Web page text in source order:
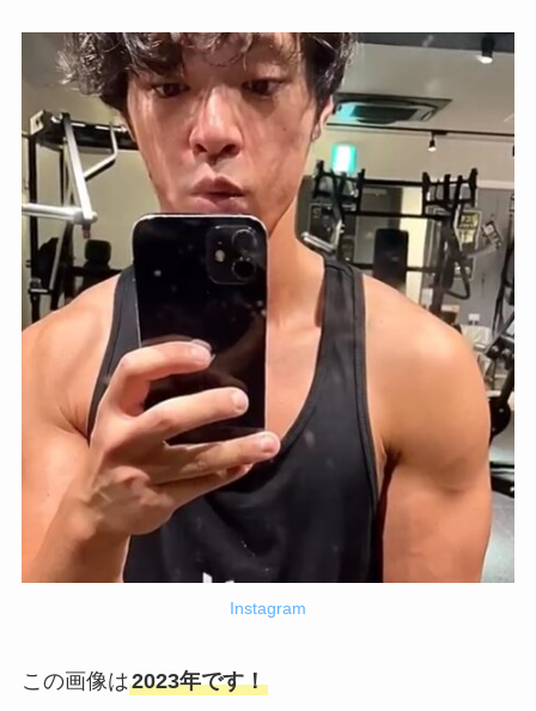
Instagram
この画像は2023年です！